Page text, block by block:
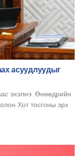
асуудлуудыг
эхэлнэ. Өнөөдрийн
Хот тосгоны эрх